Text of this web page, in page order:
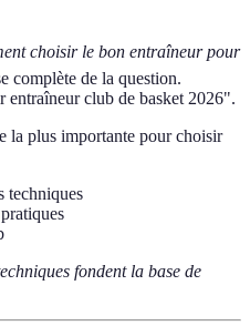
choisir le bon entraîneur pour
complète de la question.
entraîneur club de basket 2026".
la plus importante pour choisir
techniques
fondent la base de